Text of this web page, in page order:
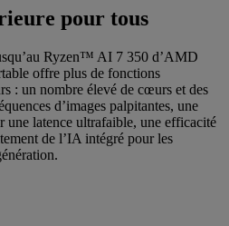
pour tous
Ryzen™ AI 7 350 d’AMD
offre plus de fonctions
: un nombre élevé de cœurs et des
d’images palpitantes, une
une latence ultrafaible, une efficacité
de l’IA intégré pour les